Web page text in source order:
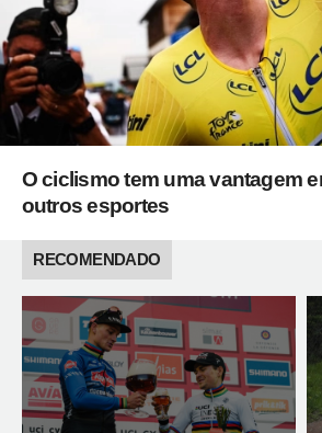
O ciclismo tem uma vantagem
outros esportes
RECOMENDADO